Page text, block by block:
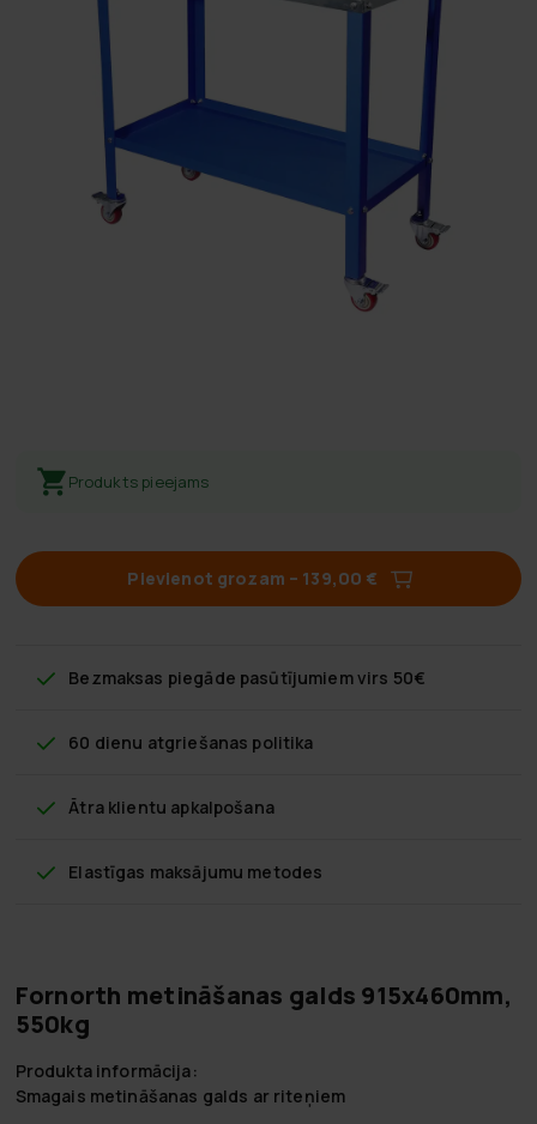
Produkts pieejams
Pievienot grozam – 139,00 €
Bezmaksas piegāde pasūtījumiem virs 50€
60 dienu atgriešanas politika
Ātra klientu apkalpošana
Elastīgas maksājumu metodes
Fornorth metināšanas galds 915x460mm,
550kg
Produkta informācija:
Smagais metināšanas galds ar riteņiem